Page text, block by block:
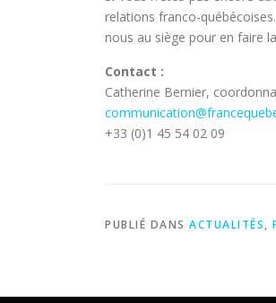
relations franco-
nous au siège pour en faire
Contact :
Catherine Bernier,
+33 (0)1 45 54 02 09
PUBLIÉ DANS ACTUALITÉS,